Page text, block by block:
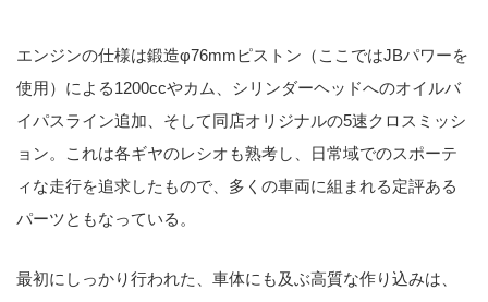
エンジンの仕様は鍛造φ76mmピストン（ここではJBパワーを
使用）による1200ccやカム、シリンダーヘッドへのオイルバ
イパスライン追加、そして同店オリジナルの5速クロスミッシ
ョン。これは各ギヤのレシオも熟考し、日常域でのスポーテ
ィな走行を追求したもので、多くの車両に組まれる定評ある
パーツともなっている。
最初にしっかり行われた、車体にも及ぶ高質な作り込みは、